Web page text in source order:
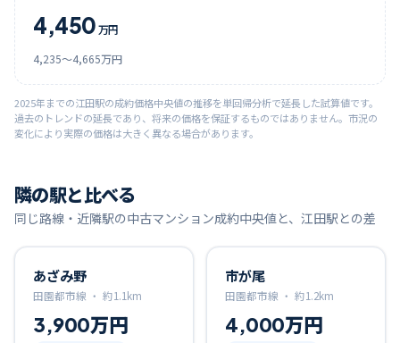
4,450 万円
4,235〜4,665万円
2025年までの江田駅の成約価格中央値の推移を単回帰分析で延長した試算値です。
過去のトレンドの延長であり、将来の価格を保証するものではありません。市況の
変化により実際の価格は大きく異なる場合があります。
隣の駅と比べる
同じ路線・近隣駅の中古マンション成約中央値と、 江田駅との差
あざみ野
田園都市線 ・ 約1.1km
3,900万円
市が尾
田園都市線 ・ 約1.2km
4,000万円